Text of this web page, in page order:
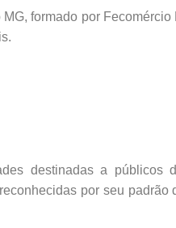
formado por Fecomércio
destinadas a públicos
por seu padrão